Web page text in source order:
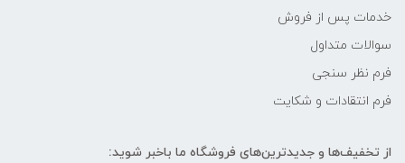
خدمات پس از فروش
سوالات متداول
فرم نظر سنجی
فرم انتقادات و شکایت
از تخفیف‌ها و جدیدترین‌های فروشگاه ما باخبر شوید: